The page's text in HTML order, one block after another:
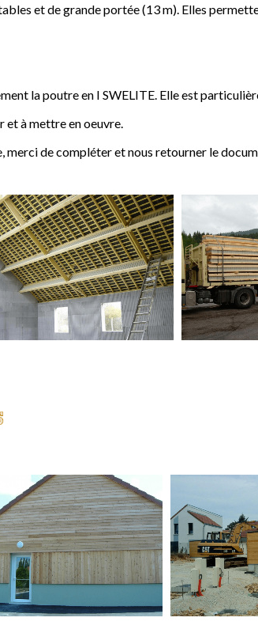
et de grande portée (13 m). Elles
la poutre en I SWELITE. Elle est
et à mettre en oeuvre.
merci de compléter et nous retourner le